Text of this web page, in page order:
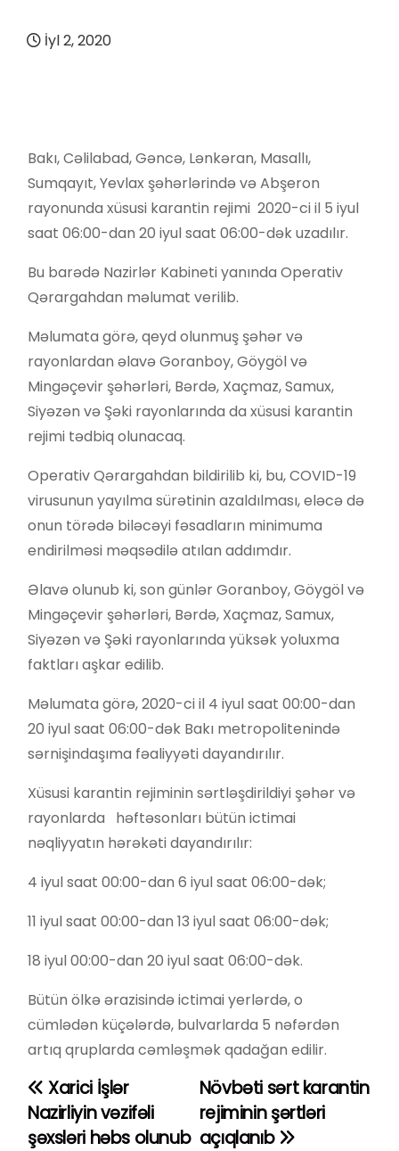
İyl 2, 2020
Bakı, Cəlilabad, Gəncə, Lənkəran, Masallı,
Sumqayıt, Yevlax şəhərlərində və Abşeron
rayonunda xüsusi karantin rejimi 2020-ci il 5 iyul
saat 06:00-dan 20 iyul saat 06:00-dək uzadılır.
Bu barədə Nazirlər Kabineti yanında Operativ
Qərargahdan məlumat verilib.
Məlumata görə, qeyd olunmuş şəhər və
rayonlardan əlavə Goranboy, Göygöl və
Mingəçevir şəhərləri, Bərdə, Xaçmaz, Samux,
Siyəzən və Şəki rayonlarında da xüsusi karantin
rejimi tədbiq olunacaq.
Operativ Qərargahdan bildirilib ki, bu, COVID-19
virusunun yayılma sürətinin azaldılması, eləcə də
onun törədə biləcəyi fəsadların minimuma
endirilməsi məqsədilə atılan addımdır.
Əlavə olunub ki, son günlər Goranboy, Göygöl və
Mingəçevir şəhərləri, Bərdə, Xaçmaz, Samux,
Siyəzən və Şəki rayonlarında yüksək yoluxma
faktları aşkar edilib.
Məlumata görə, 2020-ci il 4 iyul saat 00:00-dan
20 iyul saat 06:00-dək Bakı metropolitenində
sərnişindaşıma fəaliyyəti dayandırılır.
Xüsusi karantin rejiminin sərtləşdirildiyi şəhər və
rayonlarda həftəsonları bütün ictimai
nəqliyyatın hərəkəti dayandırılır:
4 iyul saat 00:00-dan 6 iyul saat 06:00-dək;
11 iyul saat 00:00-dan 13 iyul saat 06:00-dək;
18 iyul 00:00-dan 20 iyul saat 06:00-dək.
Bütün ölkə ərazisində ictimai yerlərdə, o
cümlədən küçələrdə, bulvarlarda 5 nəfərdən
artıq qruplarda cəmləşmək qadağan edilir.
Y
a
Növbəti sərt karantin
rejiminin şərtləri
açıqlanıb
Xarici İşlər
Nazirliyin vəzifəli
şəxsləri həbs olunub